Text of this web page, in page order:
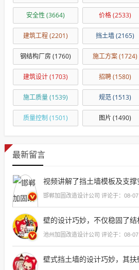
安全性 (3664) 价格(2533)
建筑工程(2201) 挡土墙(2165)
钢结构厂房 (1760) 施工方案(1724)
建筑设计(1703) 招聘(1580)
施工质量(1539) 规范(1513)
质量控制 (1501) 图片 (1490)
最新留言
邯郸加固改造设计公司 评论于：08-07
池州加固改造设计公司 评论于：08-07